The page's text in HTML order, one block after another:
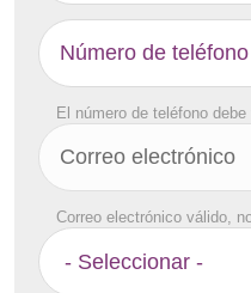
El número de teléfono
Correo electrónico válido,